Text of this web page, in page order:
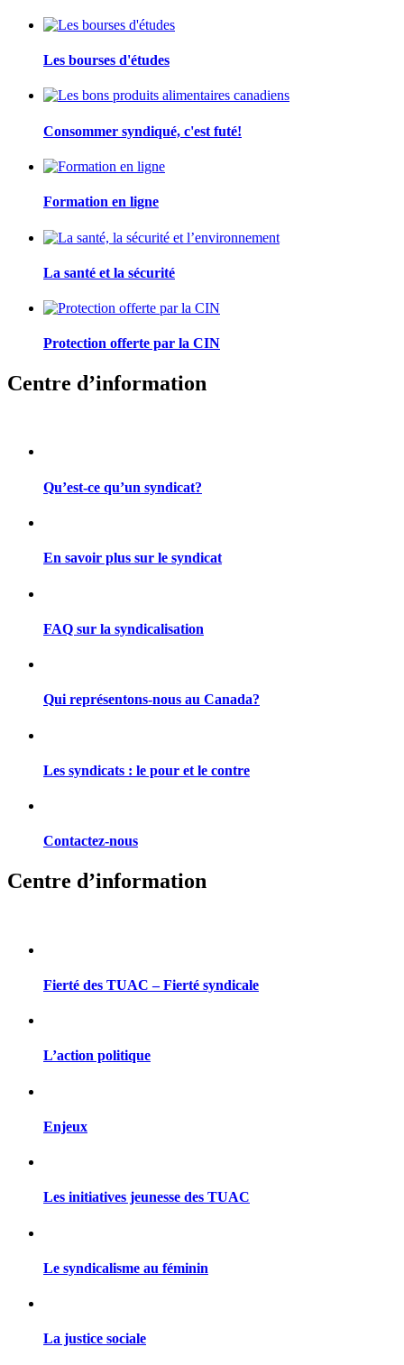
Les bourses d'études
Consommer syndiqué, c'est futé!
Formation en ligne
La santé et la sécurité
Protection offerte par la CIN
Centre d’information
Qu’est-ce qu’un syndicat?
En savoir plus sur le syndicat
FAQ sur la syndicalisation
Qui représentons-nous au Canada?
Les syndicats : le pour et le contre
Contactez-nous
Centre d’information
Fierté des TUAC – Fierté syndicale
L’action politique
Enjeux
Les initiatives jeunesse des TUAC
Le syndicalisme au féminin
La justice sociale